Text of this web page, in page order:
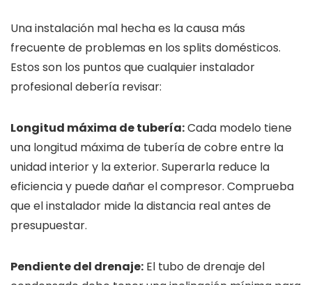
Una instalación mal hecha es la causa más
frecuente de problemas en los splits domésticos.
Estos son los puntos que cualquier instalador
profesional debería revisar:
Longitud máxima de tubería:Cada modelo tiene
una longitud máxima de tubería de cobre entre la
unidad interior y la exterior. Superarla reduce la
eficiencia y puede dañar el compresor. Comprueba
que el instalador mide la distancia real antes de
presupuestar.
Pendiente del drenaje: El tubo de drenaje del